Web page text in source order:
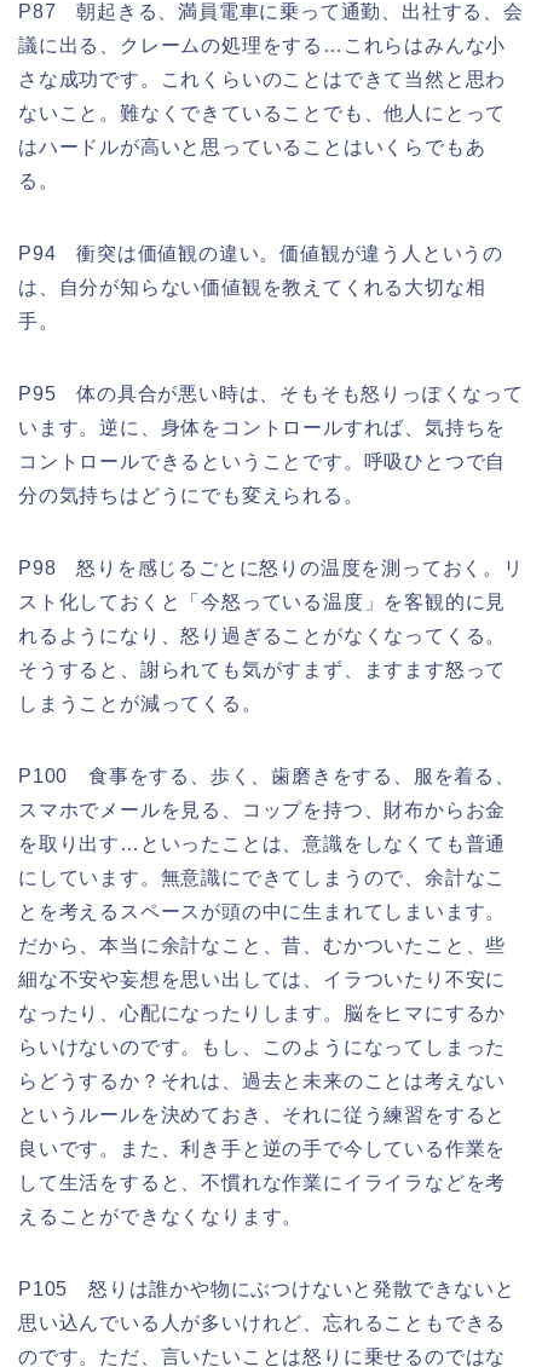
P87 朝起きる、満員電車に乗って通勤、出社する、会
議に出る、クレームの処理をする…これらはみんな小
さな成功です。これくらいのことはできて当然と思わ
ないこと。難なくできていることでも、他人にとって
はハードルが高いと思っていることはいくらでもあ
る。
P94 衝突は価値観の違い。価値観が違う人というの
は、自分が知らない価値観を教えてくれる大切な相
手。
P95 体の具合が悪い時は、そもそも怒りっぽくなって
います。逆に、身体をコントロールすれば、気持ちを
コントロールできるということです。呼吸ひとつで自
分の気持ちはどうにでも変えられる。
P98 怒りを感じるごとに怒りの温度を測っておく。リ
スト化しておくと「今怒っている温度」を客観的に見
れるようになり、怒り過ぎることがなくなってくる。
そうすると、謝られても気がすまず、ますます怒って
しまうことが減ってくる。
P100 食事をする、歩く、歯磨きをする、服を着る、
スマホでメールを見る、コップを持つ、財布からお金
を取り出す…といったことは、意識をしなくても普通
にしています。無意識にできてしまうので、余計なこ
とを考えるスペースが頭の中に生まれてしまいます。
だから、本当に余計なこと、昔、むかついたこと、些
細な不安や妄想を思い出しては、イラついたり不安に
なったり、心配になったりします。脳をヒマにするか
らいけないのです。もし、このようになってしまった
らどうするか？それは、過去と未来のことは考えない
というルールを決めておき、それに従う練習をすると
良いです。また、利き手と逆の手で今している作業を
して生活をすると、不慣れな作業にイライラなどを考
えることができなくなります。
P105 怒りは誰かや物にぶつけないと発散できないと
思い込んでいる人が多いけれど、忘れることもできる
のです。ただ、言いたいことは怒りに乗せるのではな